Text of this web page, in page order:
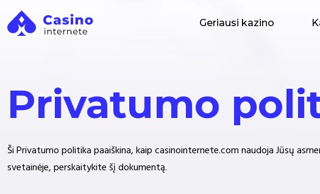
Geriausi kazino
Privatumo
Ši Privatumo politika paaiškina, kaip casinointernete.com naudoja Jūsų
svetainėje, perskaitykite šį dokumentą.